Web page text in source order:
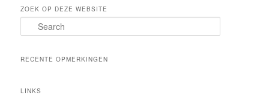
ZOEK OP DEZE WEBSITE
e
rRECENTE OPMERKINGEN
LINKS